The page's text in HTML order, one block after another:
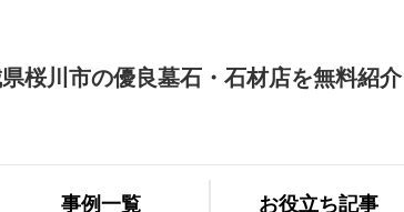
桜川市の優良墓石・石材店を無料紹介
事例一覧 お役立ち記事